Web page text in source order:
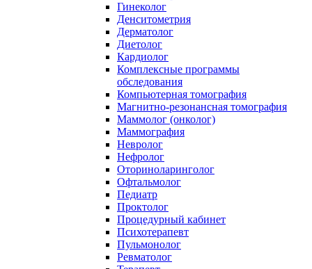
Гинеколог
Денситометрия
Дерматолог
Диетолог
Кардиолог
Комплексные программы
обследования
Компьютерная томография
Магнитно-резонансная томография
Маммолог (онколог)
Маммография
Невролог
Нефролог
Оториноларинголог
Офтальмолог
Педиатр
Проктолог
Процедурный кабинет
Психотерапевт
Пульмонолог
Ревматолог